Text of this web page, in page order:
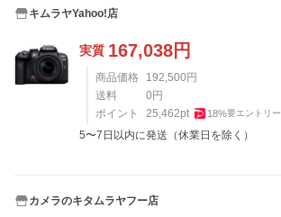
キムラヤYahoo!店
実質 167,038円
商品価格 192,500円
送料
0円
ポイント
25,462pt 18%要エントリー
5〜7日以内に発送（休業日を除く）
カメラのキタムラヤフー店